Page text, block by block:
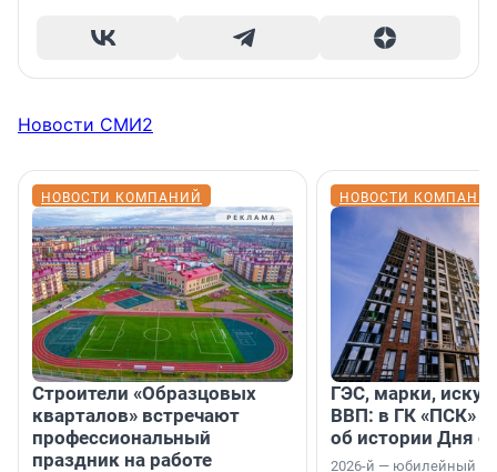
Новости СМИ2
НОВОСТИ КОМПАНИЙ
Строители «Образцовых
кварталов» встречают
профессиональный
праздник на работе
НОВОСТИ
ГЭС, марки,
ВВП: в ГК «ПСК»
об истории Дня
2026-й — юбилейный